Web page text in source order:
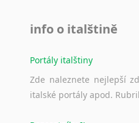
info o italštině
Portály italštiny
Zde naleznete nejlepší
italské portály apod.